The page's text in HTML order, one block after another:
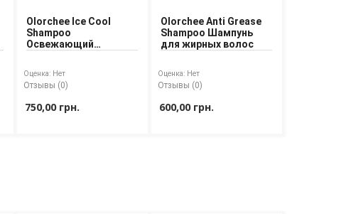
Olorchee Ice Cool
Shampoo
Освежающий
Оценка: Нет
Отзывы (0)
750,00 грн.
Olorchee Anti Grease
Shampoo Шампунь
для жирных волос
Оценка: Нет
Отзывы (0)
600,00 грн.